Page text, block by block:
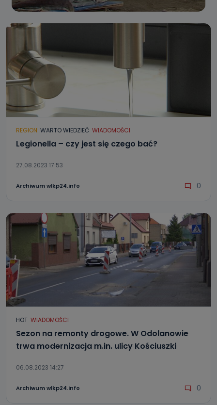
REGION WARTO WIEDZIEĆ WIADOMOŚCI
Legionella – czy jest się czego bać?
27.08.2023 17:53
Archiwum wlkp24.info 0
HOT WIADOMOŚCI
Sezon na remonty drogowe. W Odolanowie
trwa modernizacja m.in. ulicy Kościuszki
06.08.2023 14:27
Archiwum wlkp24.info 0